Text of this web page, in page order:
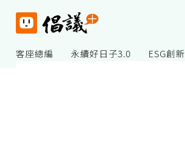
客座總編 永續好日子3.0 ESG創新